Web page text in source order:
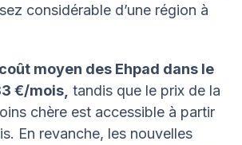
considérable d’une région à
moyen des Ehpad dans le
€/mois, tandis que le prix de la
chère est accessible à partir
En revanche, les nouvelles